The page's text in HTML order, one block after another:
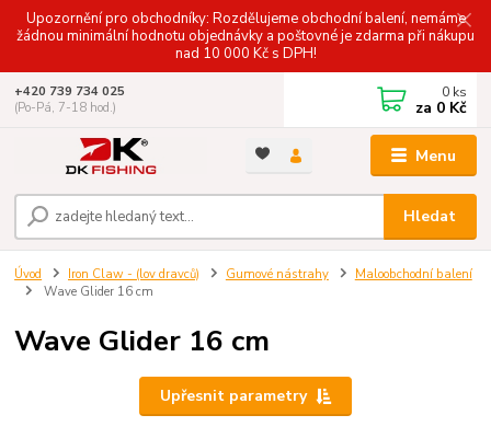
Upozornění pro obchodníky: Rozdělujeme obchodní balení, nemáme
žádnou minimální hodnotu objednávky a poštovné je zdarma při nákupu
nad 10 000 Kč s DPH!
Menu
Hledat
+420 739 734 025
(Po-Pá, 7-18 hod.)
0 ks
za 0 Kč
Úvod Iron Claw - (lov dravců) Gumové nástrahy
Maloobchodní balení
Wave Glider 16 cm
Wave Glider 16 cm
Upřesnit parametry